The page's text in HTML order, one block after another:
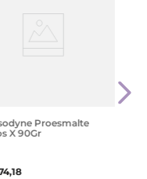
Proesmalte
X 90Gr
,18